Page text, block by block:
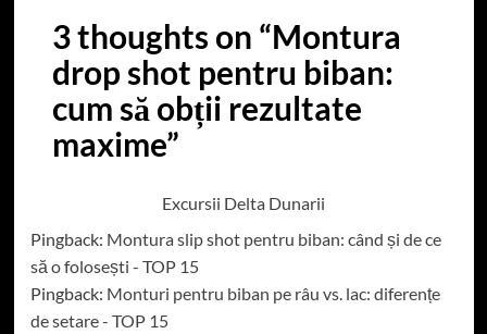
3 thoughts on “Montura
drop shot pentru biban:
cum să obții rezultate
maxime”
Excursii Delta Dunarii
Pingback: Montura slip shot pentru biban: când și de ce
să o folosești - TOP 15
Pingback: Monturi pentru biban pe râu vs. lac: diferențe
de setare - TOP 15